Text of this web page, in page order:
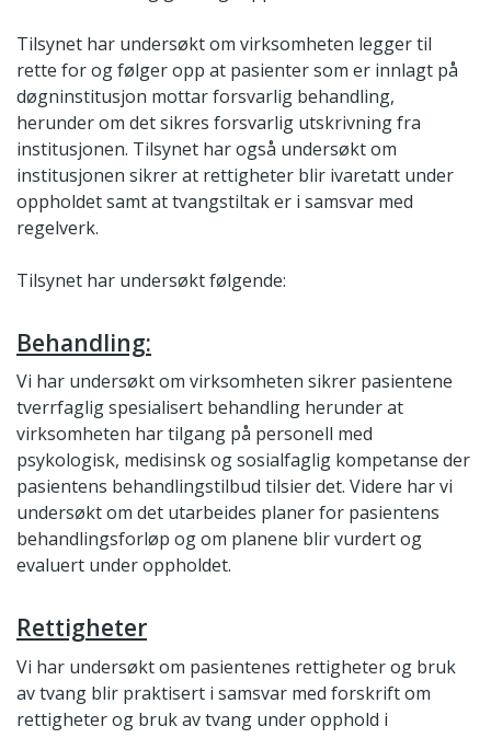
Tilsynet har undersøkt om virksomheten legger til
rette for og følger opp at pasienter som er innlagt på
døgninstitusjon mottar forsvarlig behandling,
herunder om det sikres forsvarlig utskrivning fra
institusjonen. Tilsynet har også undersøkt om
institusjonen sikrer at rettigheter blir ivaretatt under
oppholdet samt at tvangstiltak er i samsvar med
regelverk.
Tilsynet har undersøkt følgende:
Behandling:
Vi har undersøkt om virksomheten sikrer pasientene
tverrfaglig spesialisert behandling herunder at
virksomheten har tilgang på personell med
psykologisk, medisinsk og sosialfaglig kompetanse der
pasientens behandlingstilbud tilsier det. Videre har vi
undersøkt om det utarbeides planer for pasientens
behandlingsforløp og om planene blir vurdert og
evaluert under oppholdet.
Rettigheter
Vi har undersøkt om pasientenes rettigheter og bruk
av tvang blir praktisert i samsvar med forskrift om
rettigheter og bruk av tvang under opphold i